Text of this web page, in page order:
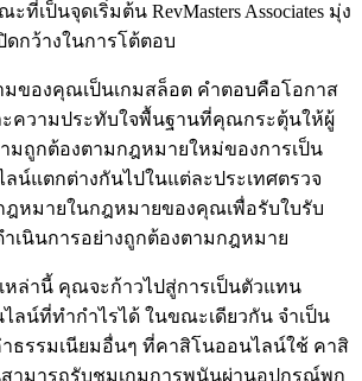
เป็นจุดเริ่มต้น RevMasters Associates มุ่ง
ดกว้างในการโต้ตอบ
ของคุณเป็นเกมสล็อต คำตอบคือโอกาส
ความประทับใจพื้นฐานที่คุณกระตุ้นให้ผู้
ามถูกต้องตามกฎหมายใหม่ของการเป็น
น์แตกต่างกันไปในแต่ละประเทศตรวจ
หมายในกฎหมายของคุณเพื่อรับใบรับ
ำเนินการอย่างถูกต้องตามกฎหมาย
หล่านี้ คุณจะก้าวไปสู่การเป็นตัวแทน
ลน์ที่ทำกำไรได้ ในขณะเดียวกัน จำเป็น
าธรรมเนียมอื่นๆ ที่คาสิโนออนไลน์ใช้ คาสิ
ามารถรับชมเกมการพนันผ่านอุปกรณ์พก